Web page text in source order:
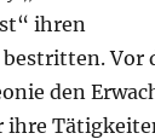
ihren
Vor
den